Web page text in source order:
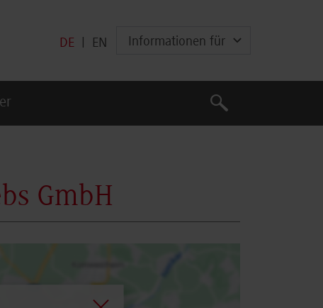
DE EN Informationen für
Suche
Suche
GmbH